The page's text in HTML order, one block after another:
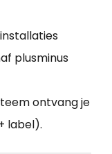
plusminus
ontvang je
label).